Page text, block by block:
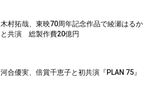
木村拓哉、東映70周年記念作品で綾瀬はるか
と共演 総製作費20億円
河合優実、倍賞千恵子と初共演『PLAN 75』